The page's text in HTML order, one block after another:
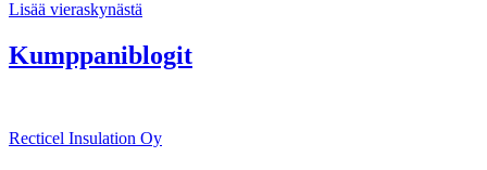
Lisää vieraskynästä
Kumppaniblogit
Recticel Insulation Oy